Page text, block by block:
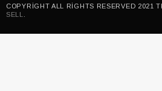
COPYRIGHT ALL RIGHTS RESERVED 2021
SELL